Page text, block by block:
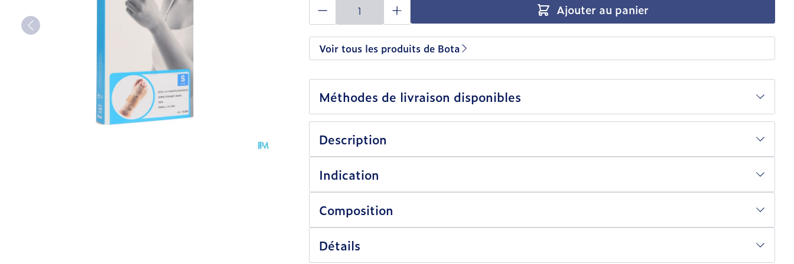
Ajouter au panier
Voir tous les produits de Bota
Méthodes de livraison disponibles
Description
Indication
Composition
Détails